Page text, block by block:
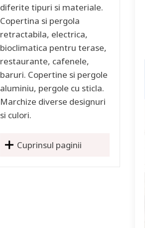
diferite tipuri si materiale.
Copertina si pergola
retractabila, electrica,
bioclimatica pentru terase,
restaurante, cafenele,
baruri. Copertine si pergole
aluminiu, pergole cu sticla.
Marchize diverse designuri
si culori.
Cuprinsul paginii